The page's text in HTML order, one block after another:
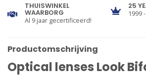
THUISWINKEL
WAARBORG
Al 9 jaar gecertificeerd!
25
1999
Productomschrijving
Optical lenses Look